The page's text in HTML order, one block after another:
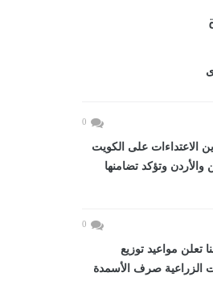
0
الاعتداءات على الكويت
والأردن وتؤكد تضامنها
0
تعلن مواعيد توزيع
الزراعية صرف الأسمدة